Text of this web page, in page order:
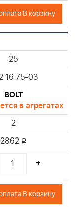
В корзину
25
16 75-03
BOLT
в агрегатах
2
2862 i
+
В корзину